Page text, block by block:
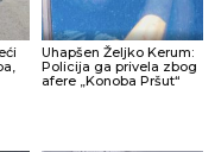
Uhapšen Željko Kerum:
Policija ga privela zbog
afere „Konoba Pršut“